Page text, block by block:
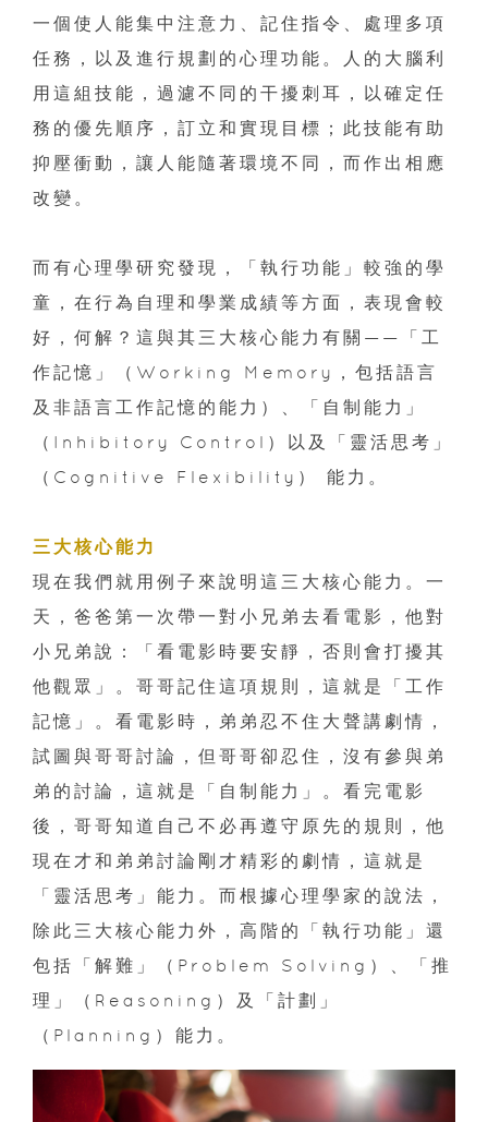
一個使人能集中注意力、記住指令、處理多項
任務，以及進行規劃的心理功能。人的大腦利
用這組技能，過濾不同的干擾刺耳，以確定任
務的優先順序，訂立和實現目標；此技能有助
抑壓衝動，讓人能隨著環境不同，而作出相應
改變。
而有心理學研究發現，「執行功能」較強的學
童，在行為自理和學業成績等方面，表現會較
好，何解？這與其三大核心能力有關——「工
作記憶」（Working Memory，包括語言
及非語言工作記憶的能力）、「自制能力」
（Inhibitory Control）以及「靈活思考」
（Cognitive Flexibility） 能力。
三大核心能力
現在我們就用例子來說明這三大核心能力。一
天，爸爸第一次帶一對小兄弟去看電影，他對
小兄弟說：「看電影時要安靜，否則會打擾其
他觀眾」。哥哥記住這項規則，這就是「工作
記憶」。看電影時，弟弟忍不住大聲講劇情，
試圖與哥哥討論，但哥哥卻忍住，沒有參與弟
弟的討論，這就是「自制能力」。看完電影
後，哥哥知道自己不必再遵守原先的規則，他
現在才和弟弟討論剛才精彩的劇情，這就是
「靈活思考」能力。而根據心理學家的說法，
除此三大核心能力外，高階的「執行功能」還
包括「解難」（Problem Solving）、「推
理」（Reasoning）及「計劃」
（Planning）能力。